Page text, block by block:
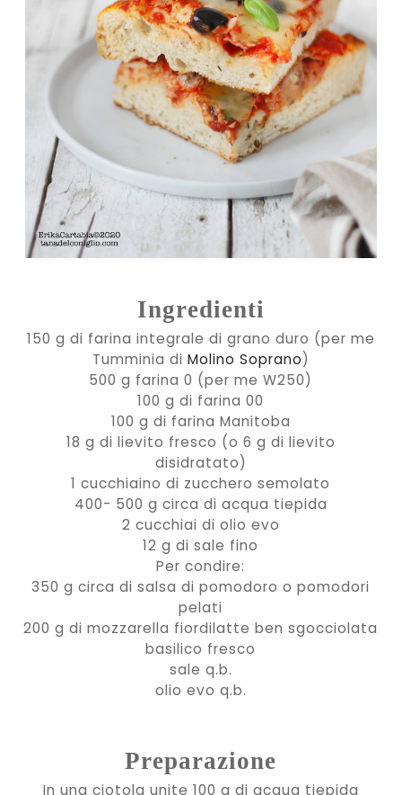
Ingredienti
150 g di farina integrale di grano duro (per me
Tumminia di Molino Soprano)
500 g farina 0 (per me W250)
100 g di farina 00
100 g di farina Manitoba
18 g di lievito fresco (o 6 g di lievito
disidratato)
1 cucchiaino di zucchero semolato
400- 500 g circa di acqua tiepida
2 cucchiai di olio evo
12 g di sale fino
Per condire:
350 g circa di salsa di pomodoro o pomodori
pelati
200 g di mozzarella fiordilatte ben sgocciolata
basilico fresco
sale q.b.
olio evo q.b.
Preparazione
In una ciotola unite 100 g di acqua tiepida